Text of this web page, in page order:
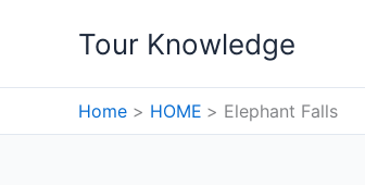
Tour Knowledge
Home HOME Elephant Falls